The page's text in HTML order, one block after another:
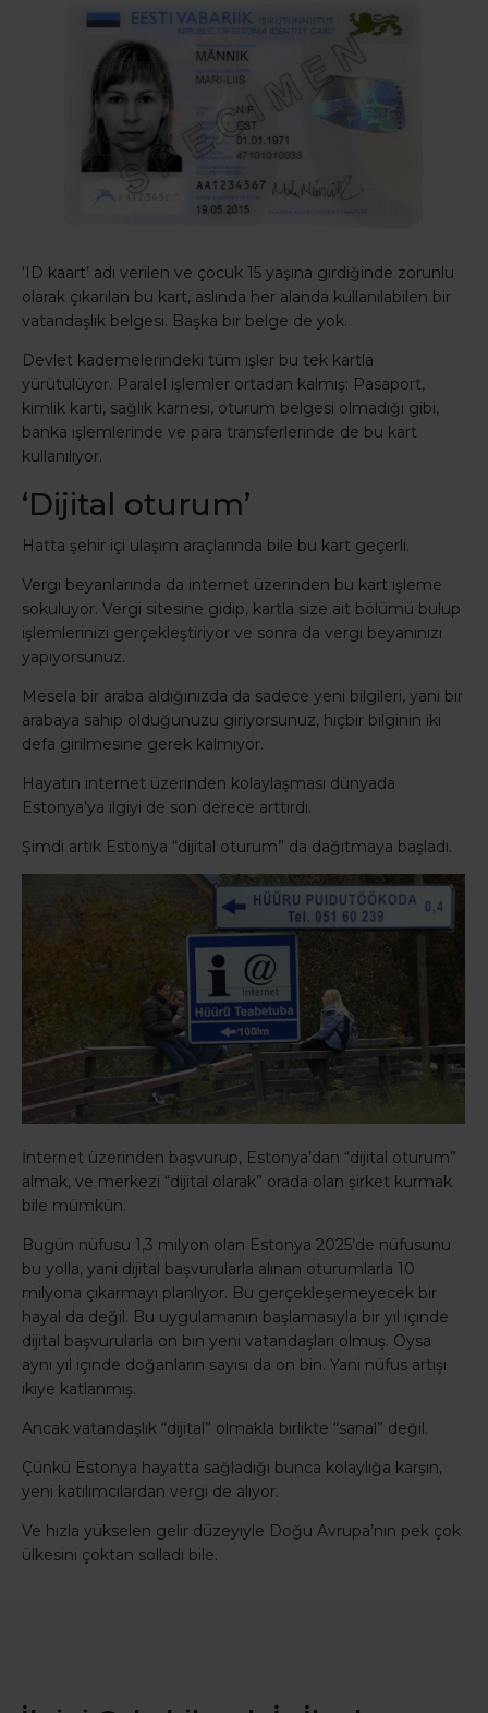
‘ID kaart’ adı verilen ve çocuk 15 yaşına girdiğinde zorunlu
olarak çıkarılan bu kart, aslında her alanda kullanılabilen bir
vatandaşlık belgesi. Başka bir belge de yok.
Devlet kademelerindeki tüm işler bu tek kartla
yürütülüyor. Paralel işlemler ortadan kalmış: Pasaport,
kimlik kartı, sağlık karnesi, oturum belgesi olmadığı gibi,
banka işlemlerinde ve para transferlerinde de bu kart
kullanılıyor.
‘Dijital oturum’
Hatta şehir içi ulaşım araçlarında bile bu kart geçerli.
Vergi beyanlarında da internet üzerinden bu kart işleme
sokuluyor. Vergi sitesine gidip, kartla size ait bölümü bulup
işlemlerinizi gerçekleştiriyor ve sonra da vergi beyanınızı
yapıyorsunuz.
Mesela bir araba aldığınızda da sadece yeni bilgileri, yani bir
arabaya sahip olduğunuzu giriyorsunuz, hiçbir bilginin iki
defa girilmesine gerek kalmıyor.
Hayatın internet üzerinden kolaylaşması dünyada
Estonya’ya ilgiyi de son derece arttırdı.
Şimdi artık Estonya “dijital oturum” da dağıtmaya başladı.
İnternet üzerinden başvurup, Estonya’dan “dijital oturum”
almak, ve merkezi “dijital olarak” orada olan şirket kurmak
bile mümkün.
Bugün nüfusu 1,3 milyon olan Estonya 2025’de nüfusunu
bu yolla, yani dijital başvurularla alınan oturumlarla 10
milyona çıkarmayı planlıyor. Bu gerçekleşemeyecek bir
hayal da değil. Bu uygulamanın başlamasıyla bir yıl içinde
dijital başvurularla on bin yeni vatandaşları olmuş. Oysa
aynı yıl içinde doğanların sayısı da on bin. Yani nüfus artışı
ikiye katlanmış.
Ancak vatandaşlık “dijital” olmakla birlikte “sanal” değil.
Çünkü Estonya hayatta sağladığı bunca kolaylığa karşın,
yeni katılımcılardan vergi de alıyor.
Ve hızla yükselen gelir düzeyiyle Doğu Avrupa’nın pek çok
ülkesini çoktan solladı bile.